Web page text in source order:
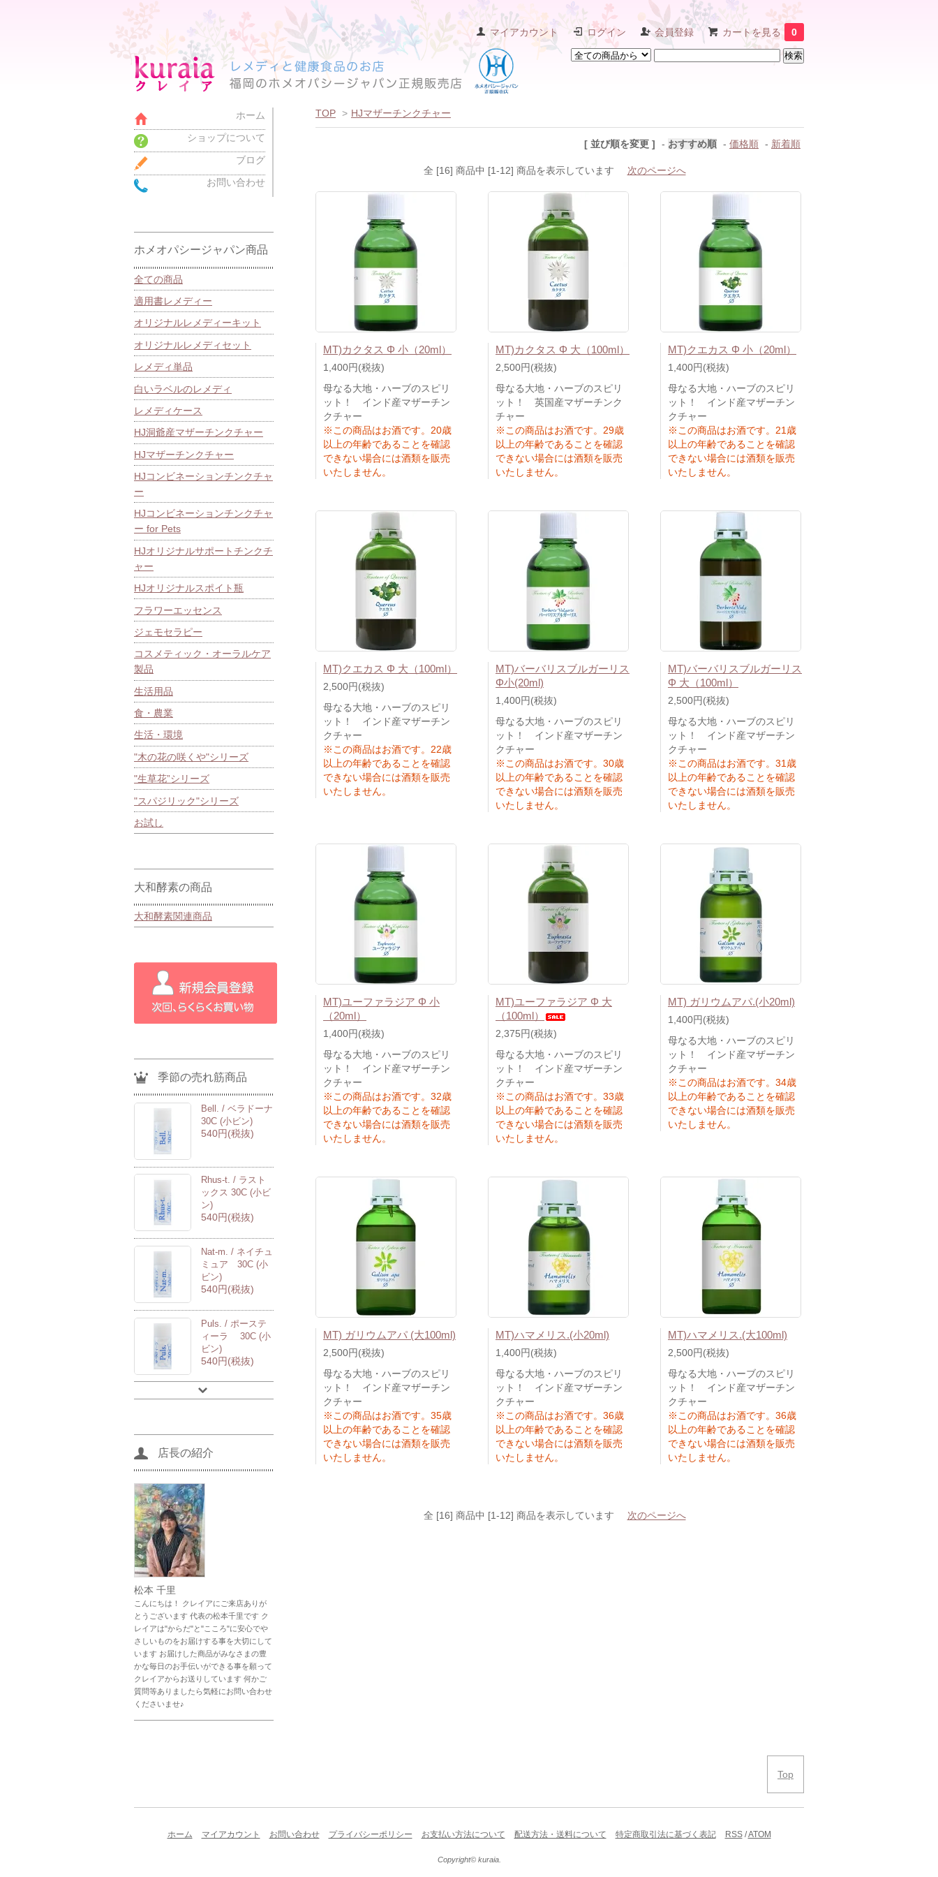
マイアカウント ログイン 会員登録 カートを見る 0
TOP > HJマザーチンクチャー
[ 並び順を変更 ] - おすすめ順 - 価格順 - 新着順
全 [16] 商品中 [1-12] 商品を表示しています 次のページへ
MT)カクタス Φ 小（20ml）
1,400円(税抜)
母なる大地・ハーブのスピリ
ット！ インド産マザーチン
クチャー
※この商品はお酒です。20歳
以上の年齢であることを確認
できない場合には酒類を販売
いたしません。
MT)カクタス Φ 大（100ml）
2,500円(税抜)
母なる大地・ハーブのスピリ
ット！ 英国産マザーチンク
チャー
※この商品はお酒です。29歳
以上の年齢であることを確認
できない場合には酒類を販売
いたしません。
MT)クエカス Φ 小（20ml）
1,400円(税抜)
母なる大地・ハーブのスピリ
ット！ インド産マザーチン
クチャー
※この商品はお酒です。21歳
以上の年齢であることを確認
できない場合には酒類を販売
いたしません。
MT)クエカス Φ 大（100ml）
2,500円(税抜)
母なる大地・ハーブのスピリ
ット！ インド産マザーチン
クチャー
※この商品はお酒です。22歳
以上の年齢であることを確認
できない場合には酒類を販売
いたしません。
MT)バーバリスブルガーリス
Φ小(20ml)
1,400円(税抜)
母なる大地・ハーブのスピリ
ット！ インド産マザーチン
クチャー
※この商品はお酒です。30歳
以上の年齢であることを確認
できない場合には酒類を販売
いたしません。
MT)バーバリスブルガーリス
Φ 大（100ml）
2,500円(税抜)
母なる大地・ハーブのスピリ
ット！ インド産マザーチン
クチャー
※この商品はお酒です。31歳
以上の年齢であることを確認
できない場合には酒類を販売
いたしません。
MT)ユーファラジア Φ 小
（20ml）
1,400円(税抜)
母なる大地・ハーブのスピリ
ット！ インド産マザーチン
クチャー
※この商品はお酒です。32歳
以上の年齢であることを確認
できない場合には酒類を販売
いたしません。
MT)ユーファラジア Φ 大
（100ml）
2,375円(税抜)
母なる大地・ハーブのスピリ
ット！ インド産マザーチン
クチャー
※この商品はお酒です。33歳
以上の年齢であることを確認
できない場合には酒類を販売
いたしません。
MT) ガリウムアパ.(小20ml)
1,400円(税抜)
母なる大地・ハーブのスピリ
ット！ インド産マザーチン
クチャー
※この商品はお酒です。34歳
以上の年齢であることを確認
できない場合には酒類を販売
いたしません。
MT) ガリウムアパ (大100ml)
2,500円(税抜)
母なる大地・ハーブのスピリ
ット！ インド産マザーチン
クチャー
※この商品はお酒です。35歳
以上の年齢であることを確認
できない場合には酒類を販売
いたしません。
MT)ハマメリス.(小20ml)
1,400円(税抜)
母なる大地・ハーブのスピリ
ット！ インド産マザーチン
クチャー
※この商品はお酒です。36歳
以上の年齢であることを確認
できない場合には酒類を販売
いたしません。
MT)ハマメリス.(大100ml)
2,500円(税抜)
母なる大地・ハーブのスピリ
ット！ インド産マザーチン
クチャー
※この商品はお酒です。36歳
以上の年齢であることを確認
できない場合には酒類を販売
いたしません。
全 [16] 商品中 [1-12] 商品を表示しています 次のページへ
ホーム
ショップについて
ブログ
お問い合わせ
ホメオパシージャパン商品
全ての商品
適用書レメディー
オリジナルレメディーキット
オリジナルレメディセット
レメディ単品
白いラベルのレメディ
レメディケース
HJ洞爺産マザーチンクチャー
HJマザーチンクチャー
HJコンビネーションチンクチャ
ー
HJコンビネーションチンクチャ
ー for Pets
HJオリジナルサポートチンクチ
ャー
HJオリジナルスポイト瓶
フラワーエッセンス
ジェモセラピー
コスメティック・オーラルケア
製品
生活用品
食・農業
生活・環境
"木の花の咲くや"シリーズ
"生草花”シリーズ
"スパジリック"シリーズ
お試し
大和酵素の商品
大和酵素関連商品
季節の売れ筋商品
Bell. / ベラドーナ
30C (小ビン)
540円(税抜)
Rhus-t. / ラスト
ックス 30C (小ビ
ン)
540円(税抜)
Nat-m. / ネイチュ
ミュア 30C (小
ビン)
540円(税抜)
Puls. / ポーステ
ィーラ 30C (小
ビン)
540円(税抜)
店長の紹介
松本 千里
こんにちは！ クレイアにご来店ありが
とうございます 代表の松本千里です ク
レイアは"からだ"と"こころ"に安心でや
さしいものをお届けする事を大切にして
います お届けした商品がみなさまの豊
かな毎日のお手伝いができる事を願って
クレイアからお送りしています 何かご
質問等ありましたら気軽にお問い合わせ
くださいませ♪
Top
ホーム マイアカウント お問い合わせ プライバシーポリシー お支払い方法について 配送方法・送料について 特定商取引法に基づく表記 RSS/ATOM
Copyright© kuraia.